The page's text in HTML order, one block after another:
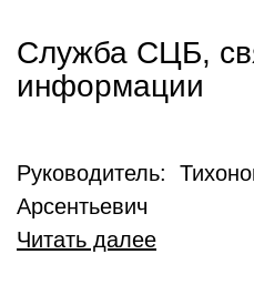
Служба СЦБ,
информации
Руководитель:
Арсентьевич
Читать далее